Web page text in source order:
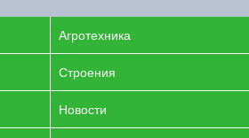
Агротехника
Строения
Новости